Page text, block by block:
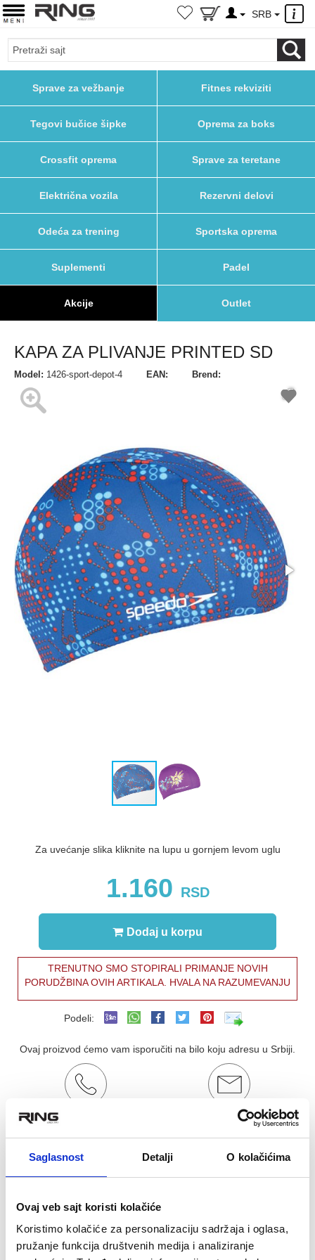
Saglasnost Detalji O kolačićima
Ovaj veb sajt koristi kolačiće
Koristimo kolačiće za personalizaciju sadržaja i oglasa,
pružanje funkcija društvenih medija i analiziranje
×
SRB
Sprave za vežbanje Fitnes rekviziti
Tegovi bučice šipke Oprema za boks
Crossfit oprema Sprave za teretane
Električna vozila Rezervni delovi
Odeća za trening Sportska oprema
Suplementi Padel
Akcije Outlet
KAPA ZA PLIVANJE PRINTED SD
Model: 1426-sport-depot-4 EAN: Brend:
Za uvećanje slika kliknite na lupu u gornjem levom uglu
1.160 RSD
Dodaj u korpu
TRENUTNO SMO STOPIRALI PRIMANJE NOVIH
PORUDŽBINA OVIH ARTIKALA. HVALA NA RAZUMEVANJU
Podeli:
Ovaj proizvod ćemo vam isporučiti na bilo koju adresu u Srbiji.
Poručite telefonom
Kontakt email
OCENA KORISNIKA:
Pogledaj mišljenja (0)
KAPA ZA PLIVANJE PRINTED